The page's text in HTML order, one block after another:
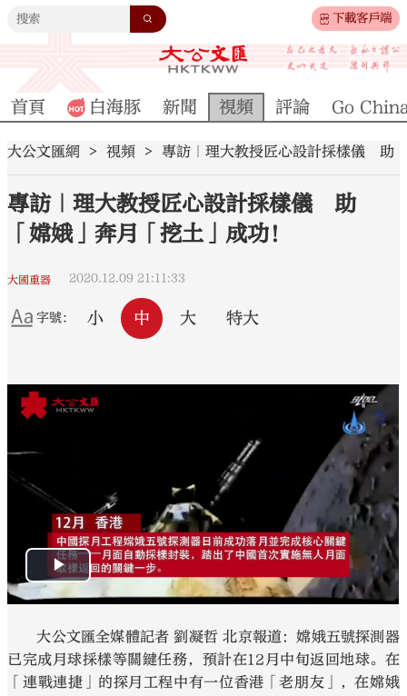
下載客戶端
大公文匯
首頁 白海豚 新聞 視頻 評論 Go
大公文匯網 視頻 專訪｜理大教授匠心設計採樣儀 助
專訪｜理大教授匠心設計採樣儀 助
「嫦娥」奔月「挖土」成功！
大國重器 2020.12.09 21:11:33
字號： 小 中 大 特大
大公文匯全媒體記者 劉凝哲 北京報道：嫦娥五號探測器
已完成月球採樣等關鍵任務，預計在12月中旬返回地球。在
「連戰連捷」的探月工程中有一位香港「老朋友」，在嫦娥